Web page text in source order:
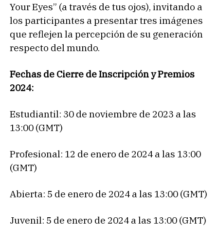
Your Eyes” (a través de tus ojos), invitando a
los participantes a presentar tres imágenes
que reflejen la percepción de su generación
respecto del mundo.
Fechas de Cierre de Inscripción y Premios
2024:
Estudiantil: 30 de noviembre de 2023 a las
13:00 (GMT)
Profesional: 12 de enero de 2024 a las 13:00
(GMT)
Abierta: 5 de enero de 2024 a las 13:00 (GMT)
Juvenil: 5 de enero de 2024 a las 13:00 (GMT)